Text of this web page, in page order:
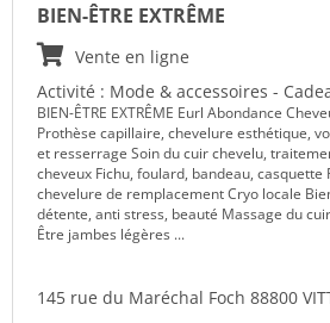
BIEN-ÊTRE EXTRÊME
Vente en ligne
Activité : Mode & accessoires -
BIEN-ÊTRE EXTRÊME Eurl Abondance
Prothèse capillaire, chevelure esthétique,
et resserrage Soin du cuir chevelu,
cheveux Fichu, foulard, bandeau,
chevelure de remplacement Cryo locale
détente, anti stress, beauté Massage du
Être jambes légères ...
145 rue du Maréchal Foch 88800